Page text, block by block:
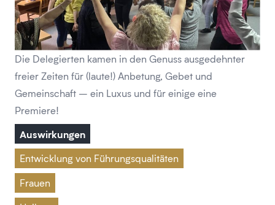
Die Delegierten kamen in den Genuss ausgedehnter
freier Zeiten für (laute!) Anbetung, Gebet und
Gemeinschaft – ein Luxus und für einige eine
Premiere!
Auswirkungen
Entwicklung von Führungsqualitäten
Frauen